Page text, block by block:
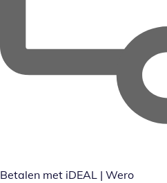
Betalen met iDEAL | Wero